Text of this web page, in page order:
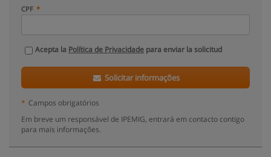
CPF
Acepta la Política de Privacidade para enviar la solicitud
Solicitar informações
* Campos obrigatórios
Em breve um responsável de IPEMIG, entrará em contacto contigo
para mais informações.